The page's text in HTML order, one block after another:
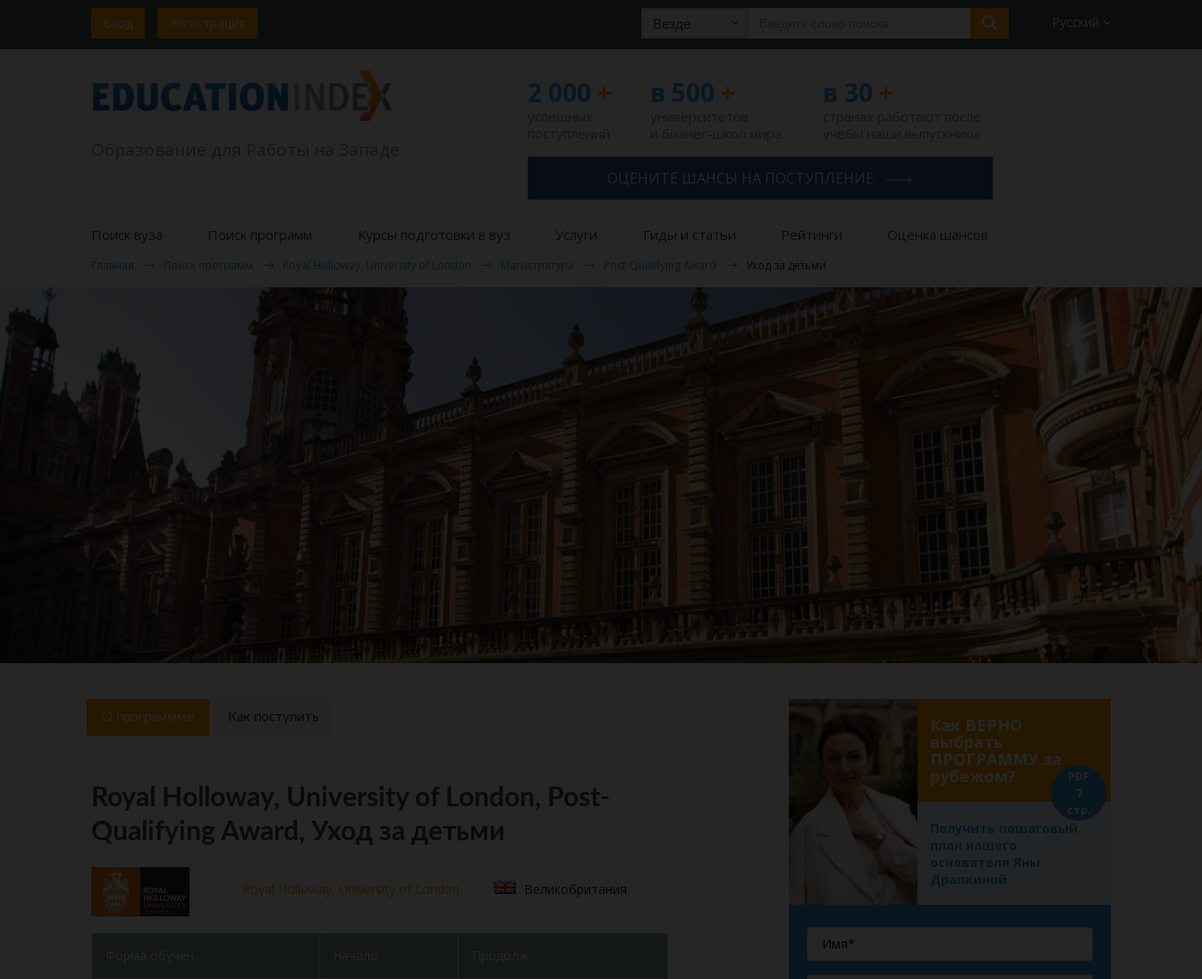
Вход Регистрация Везде Русский
2 000 + в 500 + в 30 +
ОЦЕНИТЕ ШАНСЫ НА ПОСТУПЛЕНИЕ
Поиск вуза Поиск программ Курсы подготовки в вуз Услуги Гиды и статьи Рейтинги Оценка шансов
Главная Поиск программ Royal Holloway, University of London Магистратура Post-Qualifying Award Уход за детьми
О программме Как поступить
Royal Holloway, University of London, Post-
Qualifying Award, Уход за детьми
Royal Holloway, University of London Великобритания
Как ВЕРНО
выбрать
ПРОГРАММУ за
рубежом?
Получить пошаговый
план нашего
основателя Яны
Драпкиной
PDF
7
стр.